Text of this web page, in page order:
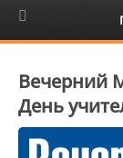
6+
Вечерний
День